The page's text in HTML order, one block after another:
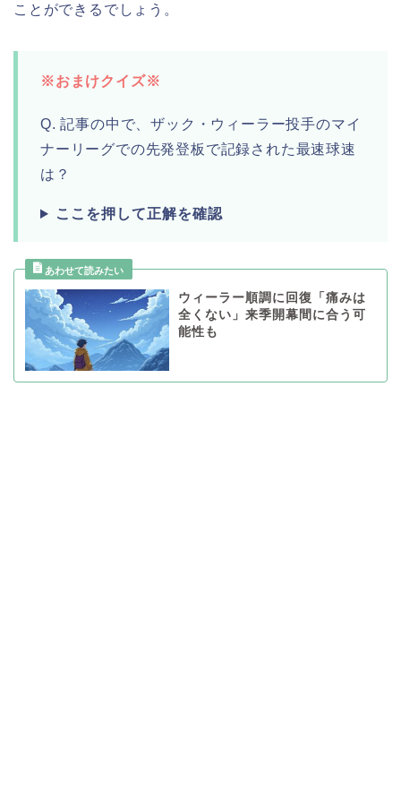
ことができるでしょう。
※おまけクイズ※
Q. 記事の中で、ザック・ウィーラー投手のマイ
ナーリーグでの先発登板で記録された最速球速
は？
ここを押して正解を確認
ウィーラー順調に回復「痛みは
全くない」来季開幕間に合う可
能性も